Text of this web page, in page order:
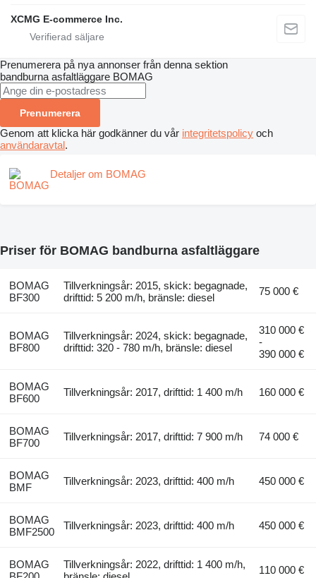
XCMG E-commerce Inc.
Prenumerera på nya annonser från denna sektion
bandburna asfaltläggare BOMAG
Prenumerera
Genom att klicka här godkänner du vår integritetspolicy och
användaravtal.
Detaljer om BOMAG
Priser för BOMAG bandburna asfaltläggare
BOMAG
BF300
Tillverkningsår: 2015, skick: begagnade,
drifttid: 5 200 m/h, bränsle: diesel
75 000 €
BOMAG
BF800
Tillverkningsår: 2024, skick: begagnade,
drifttid: 320 - 780 m/h, bränsle: diesel
310 000 €
-
390 000 €
BOMAG
BF600
Tillverkningsår: 2017, drifttid: 1 400 m/h 160 000 €
BOMAG
BF700
Tillverkningsår: 2017, drifttid: 7 900 m/h 74 000 €
BOMAG
BMF
Tillverkningsår: 2023, drifttid: 400 m/h 450 000 €
BOMAG
BMF2500
Tillverkningsår: 2023, drifttid: 400 m/h 450 000 €
BOMAG
Tillverkningsår: 2022, drifttid: 1 400 m/h,
110 000 €